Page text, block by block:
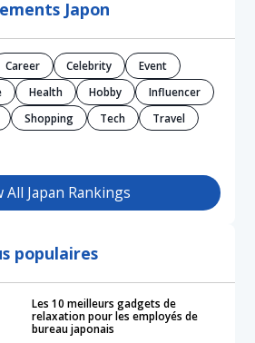
Japon
Career Celebrity
Event
Health Hobby
Influencer
Shopping Tech
Travel
All Japan Rankings
populaires
Les 10 meilleurs gadgets de
relaxation pour les employés de
bureau japonais